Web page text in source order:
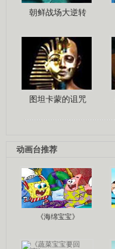
朝鲜战场大逆转
图坦卡蒙的诅咒
动画台推荐
《海绵宝宝》